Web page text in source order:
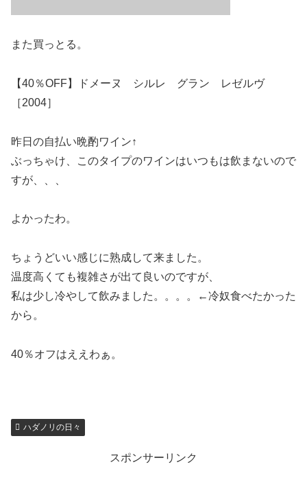
また買っとる。
【40％OFF】ドメーヌ シルレ グラン レゼルヴ
［2004］
昨日の自払い晩酌ワイン↑
ぶっちゃけ、このタイプのワインはいつもは飲まないので
すが、、、
よかったわ。
ちょうどいい感じに熟成して来ました。
温度高くても複雑さが出て良いのですが、
私は少し冷やして飲みました。。。。←冷奴食べたかった
から。
40％オフはええわぁ。
ハダノリの日々
スポンサーリンク